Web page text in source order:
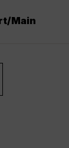
Main